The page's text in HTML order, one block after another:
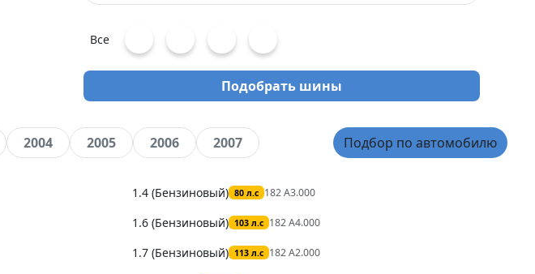
Все
Подобрать шины
2004 2005 2006 2007 Подбор по автомобилю
1.4 (Бензиновый) 80 л.с 182 A3.000
1.6 (Бензиновый) 103 л.с 182 A4.000
1.7 (Бензиновый) 113 л.с 182 A2.000